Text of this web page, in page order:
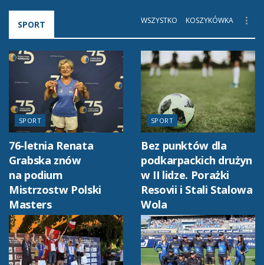
SPORT WSZYSTKO KOSZYKÓWKA
SPORT
76-letnia Renata
Grabska znów
na podium
Mistrzostw Polski
Masters
SPORT
Bez punktów dla
podkarpackich drużyn
w II lidze. Porażki
Resovii i Stali Stalowa
Wola